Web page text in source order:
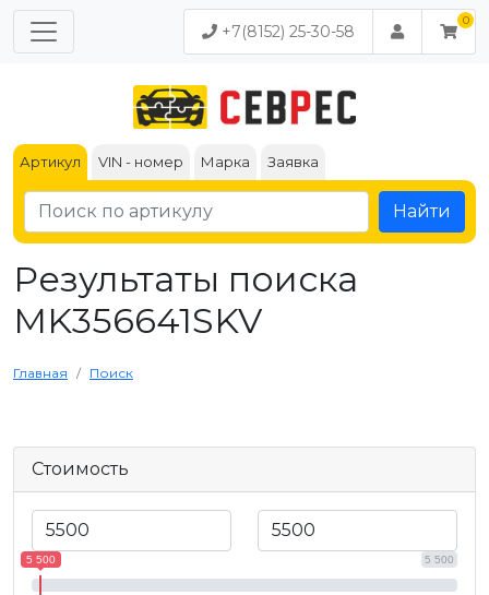
+7(8152) 25-30-58
Артикул VIN - номер Марка Заявка
Найти
Результаты поиска
MK356641SKV
Главная Поиск
Стоимость
5 500
5 500